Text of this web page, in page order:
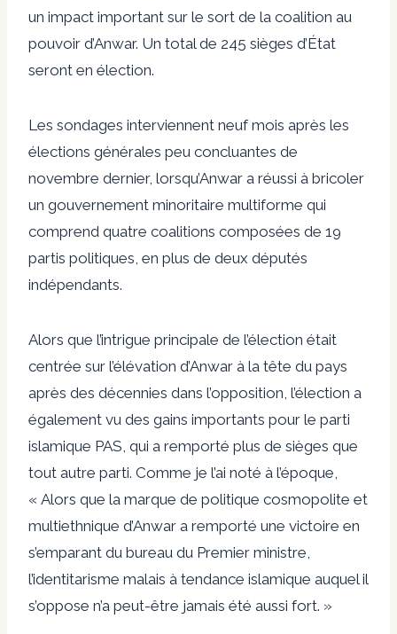
un impact important sur le sort de la coalition au
pouvoir d’Anwar. Un total de 245 sièges d’État
seront en élection.
Les sondages interviennent neuf mois après les
élections générales peu concluantes de
novembre dernier, lorsqu’Anwar a réussi à bricoler
un gouvernement minoritaire multiforme qui
comprend quatre coalitions composées de 19
partis politiques, en plus de deux députés
indépendants.
Alors que l’intrigue principale de l’élection était
centrée sur l’élévation d’Anwar à la tête du pays
après des décennies dans l’opposition, l’élection a
également vu des gains importants pour le parti
islamique PAS, qui a remporté plus de sièges que
tout autre parti. Comme je l’ai noté à l’époque,
« Alors que la marque de politique cosmopolite et
multiethnique d’Anwar a remporté une victoire en
s’emparant du bureau du Premier ministre,
l’identitarisme malais à tendance islamique auquel il
s’oppose n’a peut-être jamais été aussi fort. »